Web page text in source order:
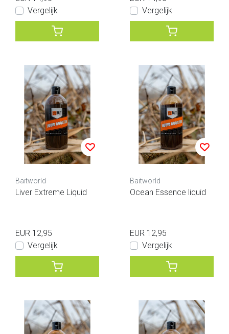
Vergelijk
Vergelijk
Baitworld
Liver Extreme Liquid
EUR 12,95
Vergelijk
Baitworld
Ocean Essence liquid
EUR 12,95
Vergelijk